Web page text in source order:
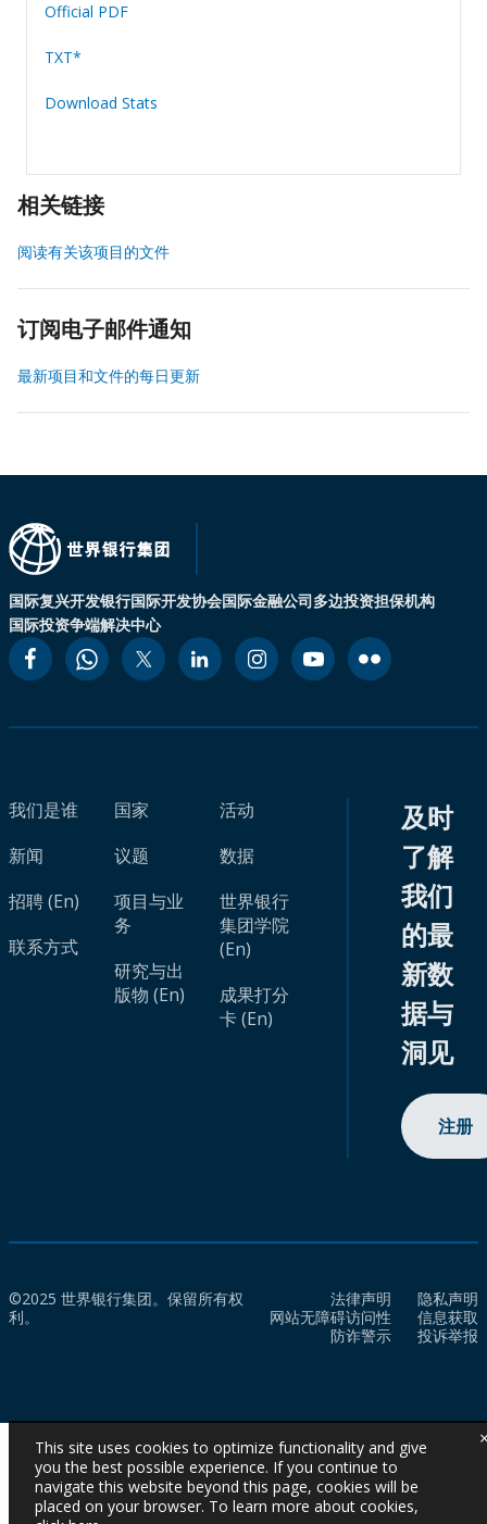
Official PDF
TXT*
Download Stats
相关链接
阅读有关该项目的文件
订阅电子邮件通知
最新项目和文件的每日更新
国际复兴开发银行国际开发协会国际金融公司多边投资担保机构
国际投资争端解决中心
我们是谁
新闻
招聘 (En)
联系方式
国家
议题
项目与业
务
研究与出
版物 (En)
活动
数据
世界银行
集团学院
(En)
成果打分
卡 (En)
及时
了解
我们
的最
新数
据与
洞见
注册
©2025 世界银行集团。保留所有权
利。
法律声明
隐私声明
网站无障碍访问性
信息获取
防诈警示
投诉举报
This site uses cookies to optimize functionality and give
you the best possible experience. If you continue to
navigate this website beyond this page, cookies will be
placed on your browser. To learn more about cookies,